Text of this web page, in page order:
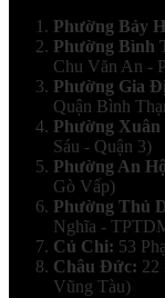
Phường Bảy
Phường Bình
Chu Văn An -
Phường Gia
Quận Bình
Phường Xuân
Sáu - Quận 3)
Phường An
Gò Vấp)
Phường Thủ
Nghĩa -
Củ Chi: 53
Châu Đức: 22
Vũng Tàu)